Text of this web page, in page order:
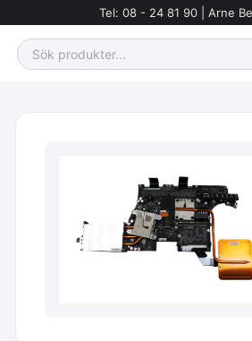
Tel: 08 - 24 81 90 | Arne